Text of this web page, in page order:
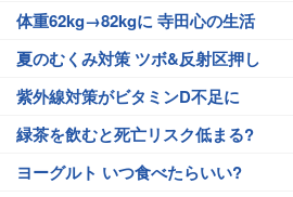
体重62kg→82kgに 寺田心の生活
夏のむくみ対策 ツボ&反射区押し
紫外線対策がビタミンD不足に
緑茶を飲むと死亡リスク低まる?
ヨーグルト いつ食べたらいい?